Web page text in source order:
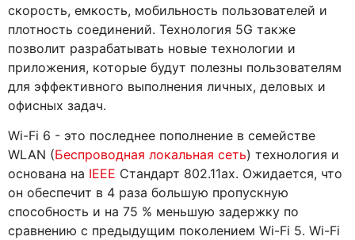
скорость, емкость, мобильность пользователей и
плотность соединений. Технология 5G также
позволит разрабатывать новые технологии и
приложения, которые будут полезны пользователям
для эффективного выполнения личных, деловых и
офисных задач.
Wi-Fi 6 - это последнее пополнение в семействе
WLAN (Беспроводная локальная сеть) технология и
основана на IEEE Стандарт 802.11ax. Ожидается, что
он обеспечит в 4 раза большую пропускную
способность и на 75 % меньшую задержку по
сравнению с предыдущим поколением Wi-Fi 5. Wi-Fi